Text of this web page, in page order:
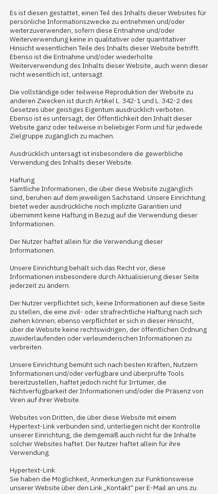
Es ist diesen gestattet, einen Teil des Inhalts dieser Websites für
persönliche Informationszwecke zu entnehmen und/oder
weiterzuverwenden, sofern diese Entnahme und/oder
Weiterverwendung keine in qualitativer oder quantitativer
Hinsicht wesentlichen Teile des Inhalts dieser Website betrifft.
Ebenso ist die Entnahme und/oder wiederholte
Weiterverwendung des Inhalts dieser Website, auch wenn dieser
nicht wesentlich ist, untersagt.
Die vollständige oder teilweise Reproduktion der Website zu
anderen Zwecken ist durch Artikel L. 342-1 und L. 342-2 des
Gesetzes über geistiges Eigentum ausdrücklich verboten.
Ebenso ist es untersagt, der Öffentlichkeit den Inhalt dieser
Website ganz oder teilweise in beliebiger Form und für jedwede
Zielgruppe zugänglich zu machen.
Ausdrücklich untersagt ist insbesondere die gewerbliche
Verwendung des Inhalts dieser Website.
Haftung
Sämtliche Informationen, die über diese Website zugänglich
sind, beruhen auf dem jeweiligen Sachstand. Unsere Einrichtung
bietet weder ausdrückliche noch implizite Garantien und
übernimmt keine Haftung in Bezug auf die Verwendung dieser
Informationen.
Der Nutzer haftet allein für die Verwendung dieser
Informationen.
Unsere Einrichtung behält sich das Recht vor, diese
Informationen insbesondere durch Aktualisierung dieser Seite
jederzeit zu ändern.
Der Nutzer verpflichtet sich, keine Informationen auf diese Seite
zu stellen, die eine zivil- oder strafrechtliche Haftung nach sich
ziehen können; ebenso verpflichtet er sich in dieser Hinsicht,
über die Website keine rechtswidrigen, der öffentlichen Ordnung
zuwiderlaufenden oder verleumderischen Informationen zu
verbreiten.
Unsere Einrichtung bemüht sich nach besten Kräften, Nutzern
Informationen und/oder verfügbare und überprüfte Tools
bereitzustellen, haftet jedoch nicht für Irrtümer, die
Nichtverfügbarkeit der Informationen und/oder die Präsenz von
Viren auf ihrer Website.
Websites von Dritten, die über diese Website mit einem
Hypertext-Link verbunden sind, unterliegen nicht der Kontrolle
unserer Einrichtung, die demgemäß auch nicht für die Inhalte
solcher Websites haftet. Der Nutzer haftet allein für ihre
Verwendung.
Hypertext-Link
Sie haben die Möglichkeit, Anmerkungen zur Funktionsweise
unserer Website über den Link „Kontakt“ per E-Mail an uns zu